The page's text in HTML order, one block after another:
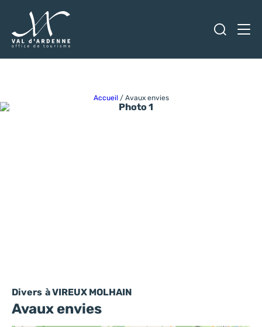
Accueil / Avaux envies
Divers à VIREUX MOLHAIN
Avaux envies
Photo 1